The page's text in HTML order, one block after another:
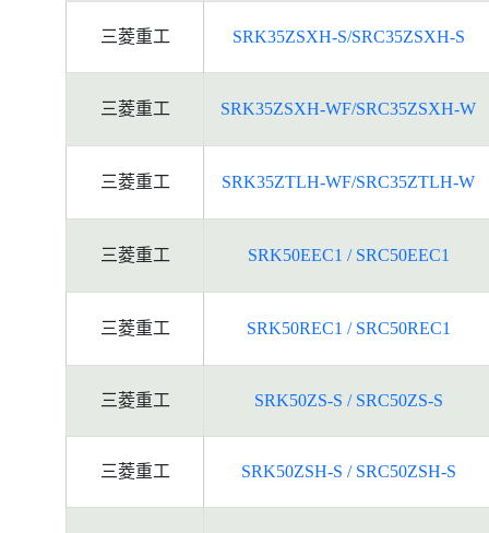
三菱重工 SRK35ZSXH-S/SRC35ZSXH-S
三菱重工 SRK35ZSXH-WF/SRC35ZSXH-W
三菱重工 SRK35ZTLH-WF/SRC35ZTLH-W
三菱重工 SRK50EEC1 / SRC50EEC1
三菱重工 SRK50REC1 / SRC50REC1
三菱重工 SRK50ZS-S / SRC50ZS-S
三菱重工 SRK50ZSH-S / SRC50ZSH-S